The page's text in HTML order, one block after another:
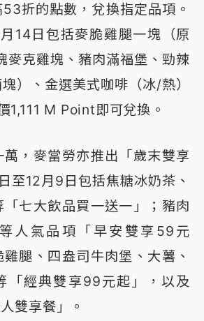
折的點數，兌換指定品項。
14日包括麥脆雞腿一塊（原
麥克雞塊、豬肉滿福堡、勁辣
）、金選美式咖啡（冰/熱）
1,111 M Point即可兌換。
，麥當勞亦推出「歲末雙享
至12月9日包括焦糖冰奶茶、
七大飲品買一送一」；豬肉
人氣品項「早安雙享59元
腿、四盎司牛肉堡、大薯、
「經典雙享99元起」，以及
雙享餐」。